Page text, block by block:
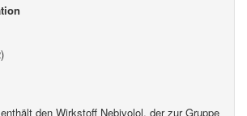
den Wirkstoff Nebivolol, der zur Gruppe